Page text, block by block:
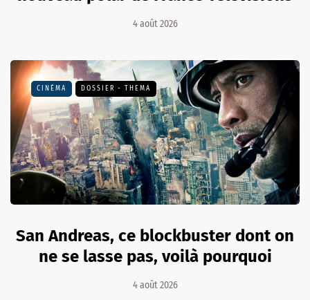
4 août 2026
CINÉMA DOSSIER - THEMA
San Andreas, ce blockbuster dont on
ne se lasse pas, voilà pourquoi
4 août 2026